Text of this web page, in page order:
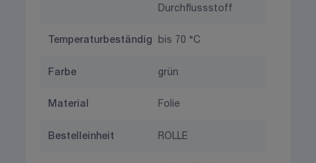
Durchflussstoff
Temperaturbeständig bis 70 °C
Farbe grün
Material Folie
Bestelleinheit ROLLE